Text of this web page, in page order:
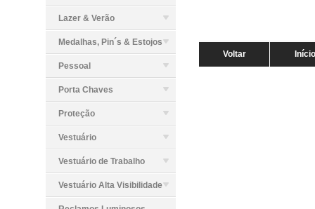
Lazer & Verão
Medalhas, Pin´s & Estojos
Pessoal
Porta Chaves
Proteção
Vestuário
Vestuário de Trabalho
Vestuário Alta Visibilidade
Voltar Início